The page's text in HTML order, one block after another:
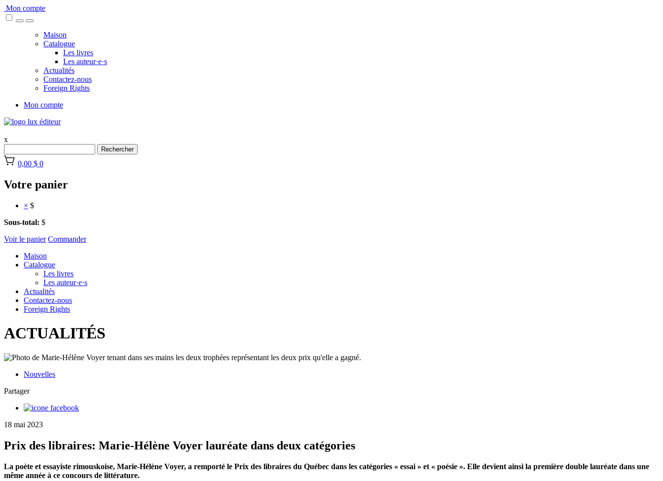
Skip
to
Mon compte
Maison
Catalogue
Les livres
Les auteur·e·s
Actualités
Contactez-nous
Foreign Rights
Mon compte
x
Rechercher
0,00 $ 0
Votre panier
× $
Sous-total: $
Voir le panier Commander
Maison
Catalogue
Les livres
Les auteur·e·s
Actualités
Contactez-nous
Foreign Rights
ACTUALITÉS
Nouvelles
Partager
18 mai 2023
Prix des libraires: Marie-Hélène Voyer lauréate dans deux catégories
La poète et essayiste rimouskoise, Marie-Hélène Voyer, a remporté le Prix des libraires du Québec dans les catégories « essai » et « poésie ». Elle devient ainsi la première double lauréate dans une
même année à ce concours de littérature.